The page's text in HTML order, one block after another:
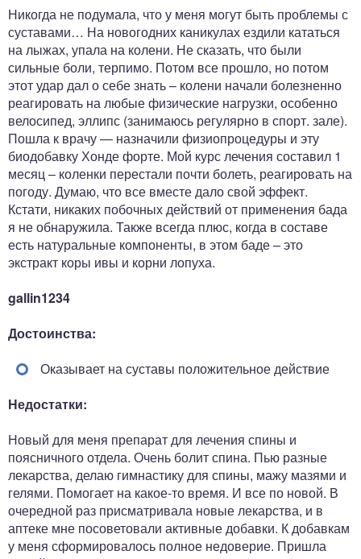
Никогда не подумала, что у меня могут быть проблемы с
суставами… На новогодних каникулах ездили кататься
на лыжах, упала на колени. Не сказать, что были
сильные боли, терпимо. Потом все прошло, но потом
этот удар дал о себе знать – колени начали болезненно
реагировать на любые физические нагрузки, особенно
велосипед, эллипс (занимаюсь регулярно в спорт. зале).
Пошла к врачу — назначили физиопроцедуры и эту
биодобавку Хонде форте. Мой курс лечения составил 1
месяц – коленки перестали почти болеть, реагировать на
погоду. Думаю, что все вместе дало свой эффект.
Кстати, никаких побочных действий от применения бада
я не обнаружила. Также всегда плюс, когда в составе
есть натуральные компоненты, в этом баде – это
экстракт коры ивы и корни лопуха.
gallin1234
Достоинства:
Оказывает на суставы положительное действие
Недостатки:
Новый для меня препарат для лечения спины и
поясничного отдела. Очень болит спина. Пью разные
лекарства, делаю гимнастику для спины, мажу мазями и
гелями. Помогает на какое-то время. И все по новой. В
очередной раз присматривала новые лекарства, и в
аптеке мне посоветовали активные добавки. К добавкам
у меня сформировалось полное недоверие. Пришла